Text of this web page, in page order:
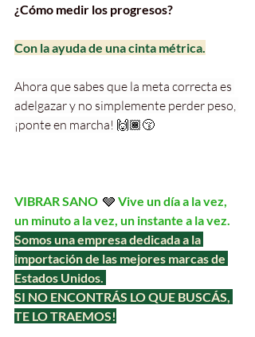
¿Cómo medir los progresos?
Con la ayuda de una cinta métrica.
Ahora que sabes que la meta correcta es
adelgazar y no simplemente perder peso,
¡ponte en marcha! 🙌🏾😚
VIBRAR SANO 🩶 Vive un día a la vez,
un minuto a la vez, un instante a la vez.
Somos una empresa dedicada a la
importación de las mejores marcas de
Estados Unidos.
SI NO ENCONTRÁS LO QUE BUSCÁS,
TE LO TRAEMOS!